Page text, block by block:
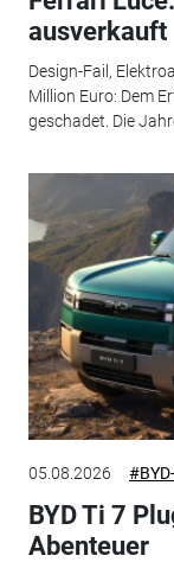
ausverkauft
Design-Fail,
Million Euro: Dem
geschadet. Die
05.08.2026
BYD Ti 7
Abenteuer